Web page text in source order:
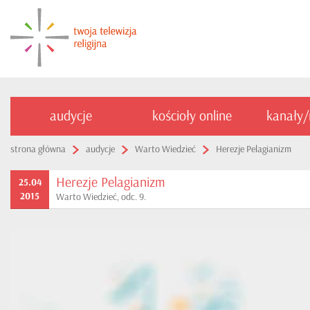
audycje kościoły online
strona główna audycje Warto Wiedzieć Herezje Pelagianizm
25.04
2015
Herezje Pelagianizm
Warto Wiedzieć, odc. 9.